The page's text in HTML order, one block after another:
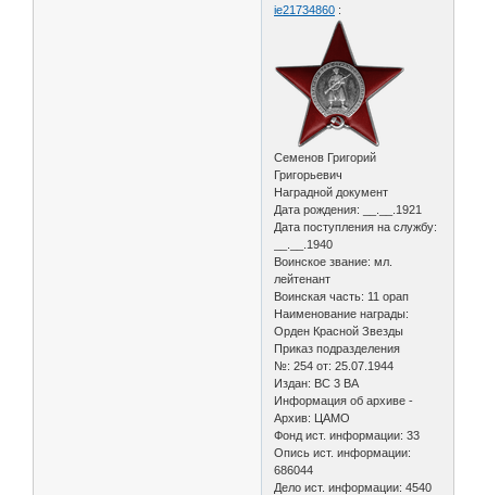
ie21734860 :
Семенов Григорий
Григорьевич
Наградной документ
Дата рождения: __.__.1921
Дата поступления на службу:
__.__.1940
Воинское звание: мл.
лейтенант
Воинская часть: 11 орап
Наименование награды:
Орден Красной Звезды
Приказ подразделения
№: 254 от: 25.07.1944
Издан: ВС 3 ВА
Информация об архиве -
Архив: ЦАМО
Фонд ист. информации: 33
Опись ист. информации:
686044
Дело ист. информации: 4540